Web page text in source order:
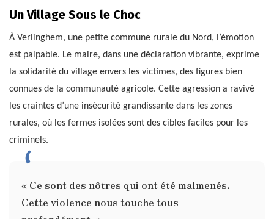
Un Village Sous le Choc
À Verlinghem, une petite commune rurale du Nord, l’émotion
est palpable. Le maire, dans une déclaration vibrante, exprime
la solidarité du village envers les victimes, des figures bien
connues de la communauté agricole. Cette agression a ravivé
les craintes d’une insécurité grandissante dans les zones
rurales, où les fermes isolées sont des cibles faciles pour les
criminels.
« Ce sont des nôtres qui ont été malmenés.
Cette violence nous touche tous